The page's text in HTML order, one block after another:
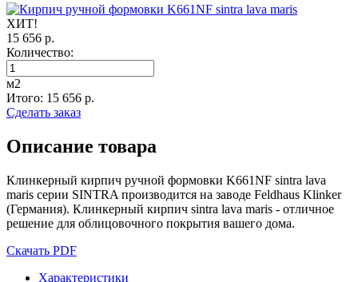
ХИТ!
15 656 р.
Количество:
м2
Итого: 15 656 р.
Сделать заказ
Описание товара
Клинкерный кирпич ручной формовки K661NF sintra lava
maris серии SINTRA производится на заводе Feldhaus Klinker
(Германия). Клинкерный кирпич sintra lava maris - отличное
решение для облицовочного покрытия вашего дома.
Скачать PDF
Характеристики